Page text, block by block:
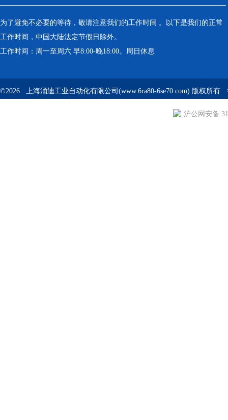
为了避免不必要的等待，敬请注意我们的工作时间 。以下是我们的正常
工作时间，中国大陆法定节假日除外。
工作时间：周一至周六 早8:00-晚18:00。周日休息
©2026 上海涌迪工业自动化有限公司(www.6ra80-6se70.com) 版权所有
沪公网安备